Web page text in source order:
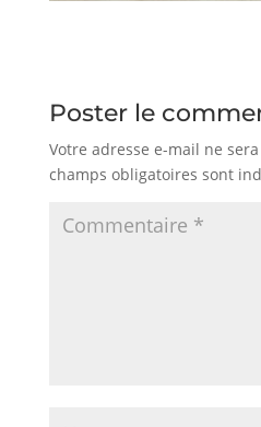
Poster le
Votre adresse e-mail ne
champs obligatoires sont